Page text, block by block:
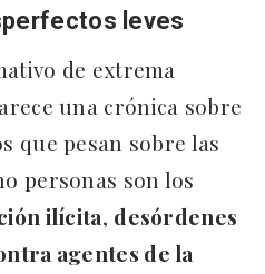
leves
de extrema
una crónica sobre
que pesan sobre las
personas son los
ilícita, desórdenes
agentes de la